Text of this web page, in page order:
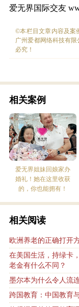
爱无界国际交友
©本栏目文章内容及案
广州爱都网络科技有
必究！
相关案例
爱无界姐妹回娘家办
婚礼！她在这里收获
的，你也能拥有！
相关阅读
欧洲养老的正确打开
在美国生活，持绿卡
老金有什么不同？
墨尔本为什么令人流
跨国教育：中国教育